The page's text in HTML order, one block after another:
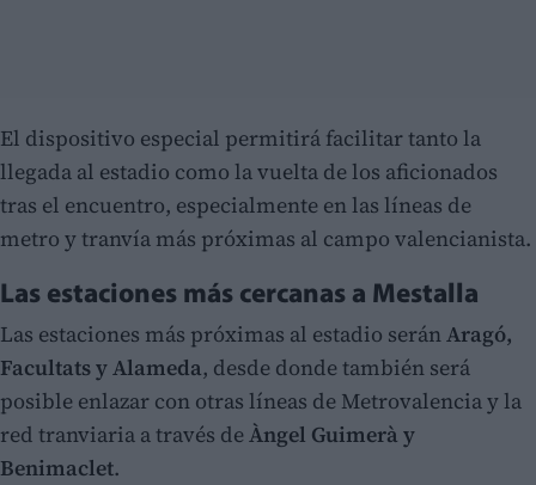
El dispositivo especial permitirá facilitar tanto la
llegada al estadio como la vuelta de los aficionados
tras el encuentro, especialmente en las líneas de
metro y tranvía más próximas al campo valencianista.
Las estaciones más cercanas a Mestalla
Las estaciones más próximas al estadio seránAragó,
Facultats y Alameda, desde donde también será
posible enlazar con otras líneas de Metrovalencia y la
red tranviaria a través deÀngel Guimerà y
Benimaclet.